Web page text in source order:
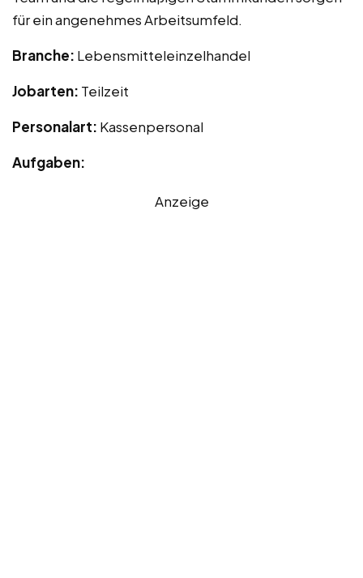
für ein angenehmes Arbeitsumfeld.
Branche: Lebensmitteleinzelhandel
Jobarten: Teilzeit
Personalart: Kassenpersonal
Aufgaben:
Anzeige